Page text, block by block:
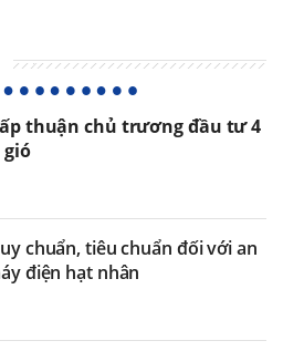
thuận chủ trương đầu tư 4
chuẩn, tiêu chuẩn đối với an
điện hạt nhân